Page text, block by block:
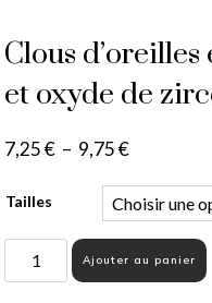
Clous
et oxyde de
7,25€ – 9,75€
Tailles
Ajouter au panier